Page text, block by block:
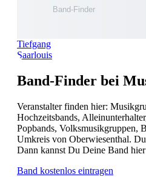
Tiefgang
Saarlouis
Band-Finder bei
Veranstalter finden hier:
Hochzeitsbands,
Popbands, Volksmusikgruppen,
Umkreis von Oberwiesenthal.
Dann kannst Du Deine Band
Band kostenlos eintragen